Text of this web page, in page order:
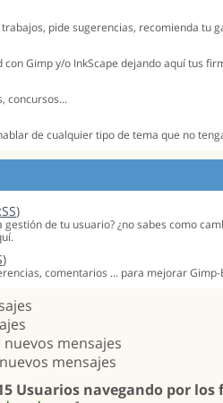
pide sugerencias, recomienda tu
Gimp y/o InkScape dejando aquí tus
concursos...
de cualquier tipo de tema que no
)
gestión de tu usuario? ¿no sabes como
)
comentarios ... para mejorar Gimp-
mensajes
mensajes
Usuarios navegando por los